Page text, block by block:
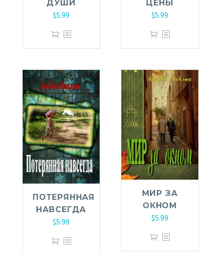
ДУШИ
$5.99
ЦЕНЫ
$5.99
ПОТЕРЯННАЯ
НАВСЕГДА
$5.99
МИР ЗА
ОКНОМ
$5.99